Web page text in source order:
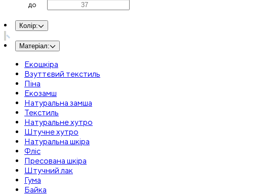
до
Колір:
Матеріал:
Екошкіра
Взуттєвий текстиль
Піна
Екозамш
Натуральна замша
Текстиль
Натуральне хутро
Штучне хутро
Натуральна шкіра
Фліс
Пресована шкіра
Штучний лак
Гума
Байка